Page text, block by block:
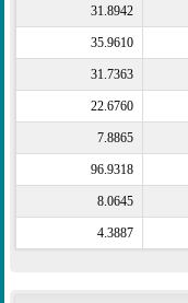
31.8942
35.9610
31.7363
22.6760
7.8865
96.9318
8.0645
4.3887